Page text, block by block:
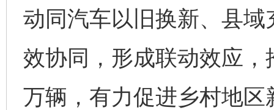
动同汽车以旧换新、县
效协同，形成联动效应
万辆，有力促进乡村地